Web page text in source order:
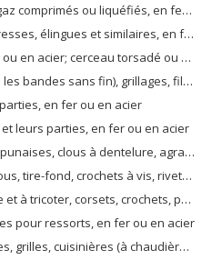
ou liquéfiés, en fer ou en acier
et similaires, en fer ou en acier, non isolés pour l'électricité
plat, barbelé ou non et fil double faiblement tordu, des types utilisés pour clôtures, en fer ou en acier
filets et clôtures, en fils de fer ou d'acier; métal déployé de fer ou d'acier
en fer ou en acier
leurs parties, en fer ou en acier
et similaires, en fer ou en acier, à tête ou autre, mais à l'exclusion des ouvrages à tête en cuivre
clavettes, rondelles (y compris les rondelles destinées à faire ressort) et articles similaires, en fer ou en acier
similaires, à main, en fer ou en acier; épingles de sûreté et autres épingles en fer ou en acier, non dénommées ni comprises ailleurs
pour ressorts, en fer ou en acier
central), barbecues, braseros, anneaux à gaz, chauffe-plats et appareils similaires non électriques pour la maison, en fer ou en acier